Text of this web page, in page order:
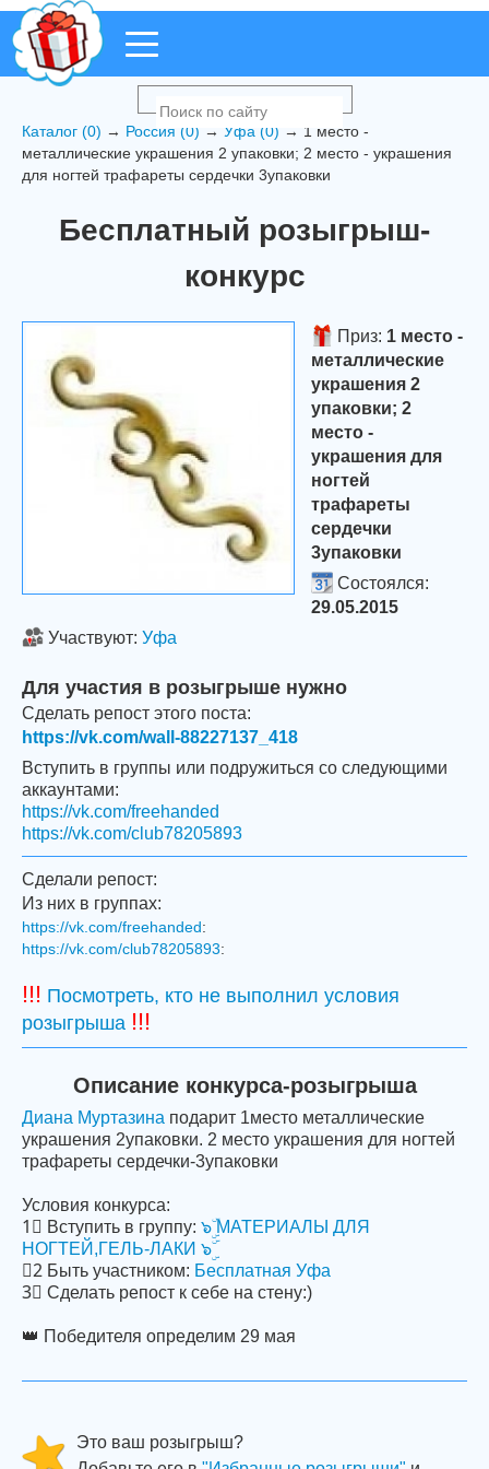
Каталог (0) → Россия (0) → Уфа (0) → 1 место -
металлические украшения 2 упаковки; 2 место - украшения
для ногтей трафареты сердечки 3упаковки
Бесплатный розыгрыш-
конкурс
Приз: 1 место -
металлические
украшения 2
упаковки; 2
место -
украшения для
ногтей
трафареты
сердечки
3упаковки
Состоялся:
29.05.2015
Участвуют: Уфа
Для участия в розыгрыше нужно
Сделать репост этого поста:
https://vk.com/wall-88227137_418
Вступить в группы или подружиться со следующими
аккаунтами:
https://vk.com/freehanded
https://vk.com/club78205893
Сделали репост:
Из них в группах:
https://vk.com/freehanded:
https://vk.com/club78205893:
!!! Посмотреть, кто не выполнил условия
розыгрыша !!!
Описание конкурса-розыгрыша
Диана Муртазина подарит 1место металлические
украшения 2упаковки. 2 место украшения для ногтей
трафареты сердечки-3упаковки
Условия конкурса:
1⃣ Вступить в группу: ๖ۣۜ МАТЕРИАЛЫ ДЛЯ
НОГТЕЙ,ГЕЛЬ-ЛАКИ ๖ۣۜ
2⃣ Быть участником: Бесплатная Уфа
3⃣ Сделать репост к себе на стену:)
👑 Победителя определим 29 мая
Это ваш розыгрыш?